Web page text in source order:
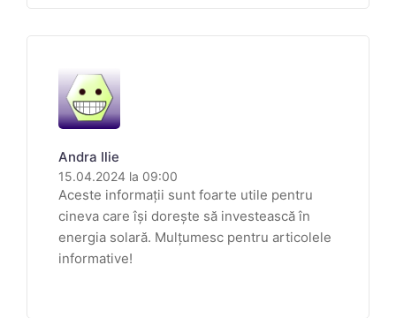
Andra Ilie
15.04.2024 la 09:00
Aceste informații sunt foarte utile pentru
cineva care își dorește să investească în
energia solară. Mulțumesc pentru articolele
informative!